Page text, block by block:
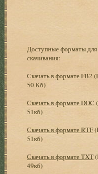
Доступные форматы для
скачивания:
Скачать в формате FB2
50 Кб)
Скачать в формате DOC
51кб)
Скачать в формате RTF
51кб)
Скачать в формате TXT
49кб)